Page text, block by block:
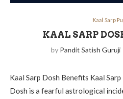
Kaal Sarp
KAAL SARP
by Pandit Satish Guruji
Kaal Sarp Dosh Benefits Kaal
Dosh is a fearful astrological